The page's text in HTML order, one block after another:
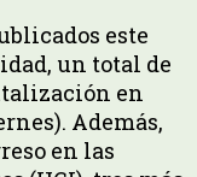
este
un total de
en
Además,
en las